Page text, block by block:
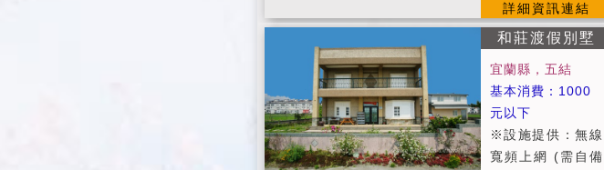
00 包棟10人(4
房)：平日10,80
0，假日22,000，
定價29,800 包棟
12人(4房)：平日1
1,800，假日22,0
00，定價29,800
包棟14人(5房)：
詳細資訊連結
和莊渡假別墅
宜蘭縣，五結
基本消費：1000
元以下
※設施提供：無線
寬頻上網 (需自備